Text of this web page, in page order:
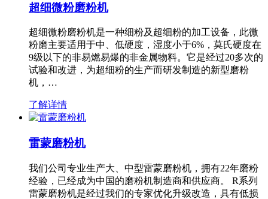
超细微粉磨粉机
超细微粉磨粉机是一种细粉及超细粉的加工设备，此微
粉磨主要适用于中、低硬度，湿度小于6%，莫氏硬度在
9级以下的非易燃易爆的非金属物料。它是经过20多次的
试验和改进，为超细粉的生产而研发制造的新型磨粉
机，…
了解详情
雷蒙磨粉机
我们公司专业生产大、中型雷蒙磨粉机，拥有22年磨粉
经验，已经成为中国的磨粉机制造商和供应商。 R系列
雷蒙磨粉机是经过我们的专家优化升级改造，具有低损